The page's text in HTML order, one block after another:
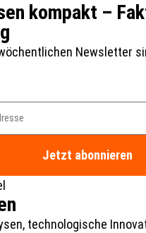
kompakt –
Newsletter
Jetzt abonnieren
technologische